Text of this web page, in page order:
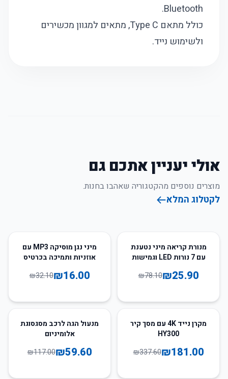
Bluetooth.
כולל מתאם Type C, מתאים למגוון מכשירים
ולשימוש נייד.
אולי יעניין אתכם גם
מוצרים נוספים מהקטגוריה שאהבו בחנות.
לקטלוג המלא
67
מנורת קריאה מיני נטענת
עם 7 נורות LED וגמישות
₪25.90
₪78.10
50
מיני נגן מוסיקה MP3 עם
אוזניות ותמיכה בכרטיס
₪16.00
₪32.10
46
מקרן נייד 4K עם מסך קיר
HY300
₪181.00
₪337.60
49%מנעול הגה לרכב מסגסוגת
אלומיניום
₪59.60
₪117.00